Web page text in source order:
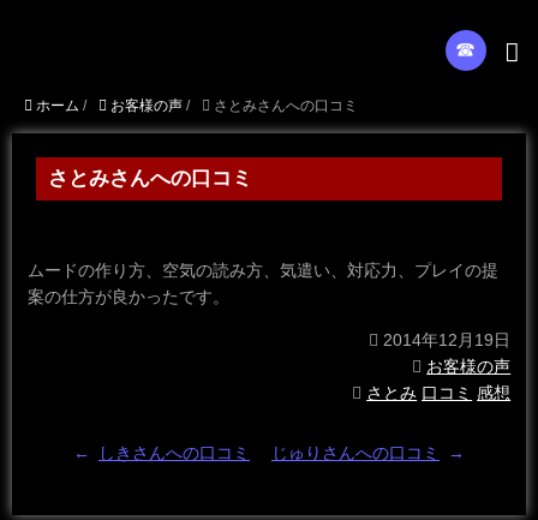
☎︎
ホーム / お客様の声 / さとみさんへの口コミ
さとみさんへの口コミ
ムードの作り方、空気の読み方、気遣い、対応力、プレイの提
案の仕方が良かったです。
2014年12月19日
お客様の声
さとみ 口コミ 感想
← しきさんへの口コミ じゅりさんへの口コミ →